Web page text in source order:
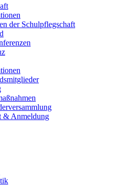
der Schulpflegschaft
& Anmeldung